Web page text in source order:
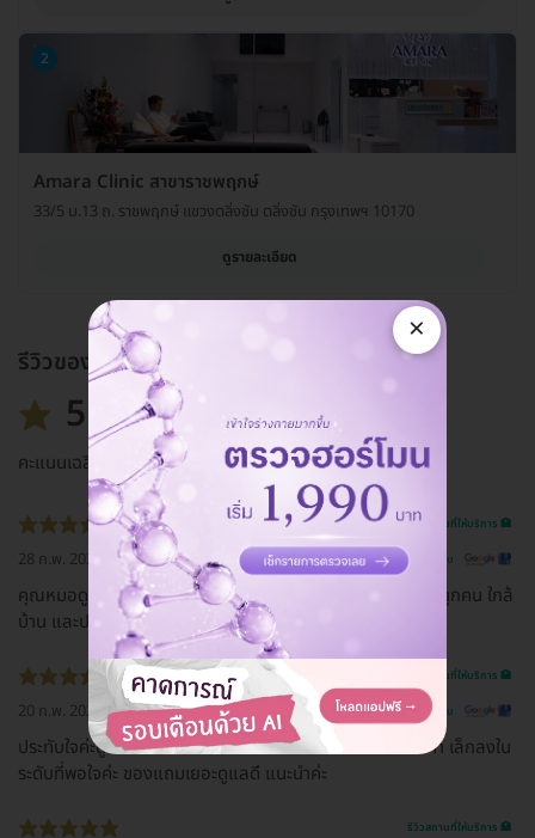
2
Amara Clinic สาขาราชพฤกษ์
33/5 ม.13 ถ. ราชพฤกษ์ แขวงตลิ่งชัน ตลิ่งชัน กรุงเทพฯ 10170
ดูรายละเอียด
รีวิวของแพ็กเกจ
5.0
คะแนนเฉลี่ย
รีวิวสถานที่ให้บริการ 🏥
28 ก.พ. 2021 ดูรีวิวต้นฉบับ
คุณหมอดูแลดีมากค่ะ 😊รู้สึกประทับใจในการบริการของน้องๆทุกคน ใกล้
บ้าน และปลอดภัยมากค่ะ 😊😊
รีวิวสถานที่ให้บริการ 🏥
20 ก.พ. 2021 ดูรีวิวต้นฉบับ
ประทับใจค่ะดูดไขมันต้นขามา ด้านซ้ายคือก่อนทำ ขวาคือหลังทำ เล็กลงใน
ระดับที่พอใจค่ะ ของแถมเยอะดูแลดี แนะนำค่ะ
รีวิวสถานที่ให้บริการ 🏥
×